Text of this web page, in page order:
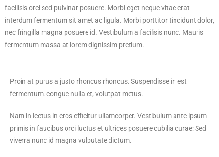
facilisis orci sed pulvinar posuere. Morbi eget neque vitae erat
interdum fermentum sit amet ac ligula. Morbi porttitor tincidunt dolor,
nec fringilla magna posuere id. Vestibulum a facilisis nunc. Mauris
fermentum massa at lorem dignissim pretium.
Proin at purus a justo rhoncus rhoncus. Suspendisse in est
fermentum, congue nulla et, volutpat metus.
Nam in lectus in eros efficitur ullamcorper. Vestibulum ante ipsum
primis in faucibus orci luctus et ultrices posuere cubilia curae; Sed
viverra nunc id magna vulputate dictum.